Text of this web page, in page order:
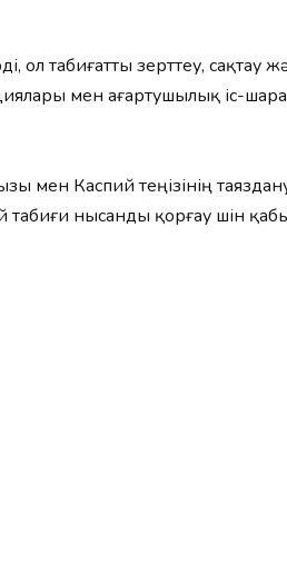
ол табиғатты зерттеу, сақтау
мен ағартушылық іс-
мен Каспий теңізінің
табиғи нысанды қорғау үшін